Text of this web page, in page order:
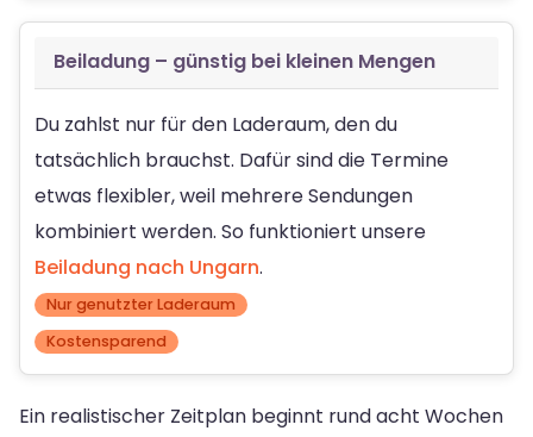
Beiladung – günstig bei kleinen Mengen
Du zahlst nur für den Laderaum, den du
tatsächlich brauchst. Dafür sind die Termine
etwas flexibler, weil mehrere Sendungen
kombiniert werden. So funktioniert unsere
Beiladung nach Ungarn.
Nur genutzter Laderaum
Kostensparend
Ein realistischer Zeitplan beginnt rund acht Wochen